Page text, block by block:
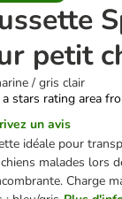
petit
/ gris clair
stars rating area
un avis
idéale pour
malades lors
Charge